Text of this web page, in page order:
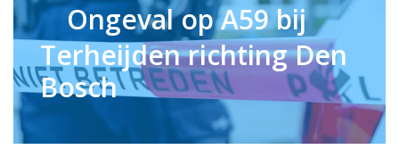
Ongeval op A59 bij
Terheijden richting Den
Bosch